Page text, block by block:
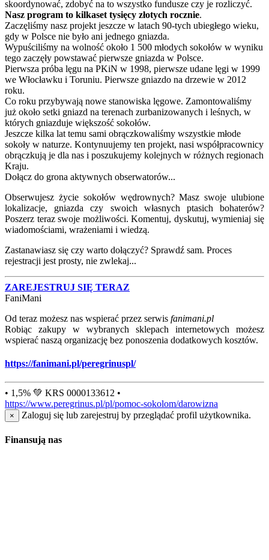
skoordynować, zdobyć na to wszystko fundusze czy je rozliczyć.
Nasz program to kilkaset tysięcy złotych rocznie.
Zaczęliśmy nasz projekt jeszcze w latach 90-tych ubiegłego wieku,
gdy w Polsce nie było ani jednego gniazda.
Wypuściliśmy na wolność około 1 500 młodych sokołów w wyniku
tego zaczęły powstawać pierwsze gniazda w Polsce.
Pierwsza próba lęgu na PKiN w 1998, pierwsze udane lęgi w 1999
we Włocławku i Toruniu. Pierwsze gniazdo na drzewie w 2012
roku.
Co roku przybywają nowe stanowiska lęgowe. Zamontowaliśmy
już około setki gniazd na terenach zurbanizowanych i leśnych, w
których gniazduje większość sokołów.
Jeszcze kilka lat temu sami obrączkowaliśmy wszystkie młode
sokoły w naturze. Kontynuujemy ten projekt, nasi współpracownicy
obrączkują je dla nas i poszukujemy kolejnych w różnych regionach
Kraju.
Dołącz do grona aktywnych obserwatorów...
Obserwujesz życie sokołów wędrownych? Masz swoje ulubione
lokalizacje, gniazda czy swoich własnych ptasich bohaterów?
Poszerz teraz swoje możliwości. Komentuj, dyskutuj, wymieniaj się
wiadomościami, wrażeniami i wiedzą.
Zastanawiasz się czy warto dołączyć? Sprawdź sam. Proces
rejestracji jest prosty, nie zwlekaj...
ZAREJESTRUJ SIĘ TERAZ
FaniMani
Od teraz możesz nas wspierać przez serwis fanimani.pl
Robiąc zakupy w wybranych sklepach internetowych możesz
wspierać naszą organizację bez ponoszenia dodatkowych kosztów.
https://fanimani.pl/peregrinuspl/
• 1,5% 💚 KRS 0000133612 •
https://www.peregrinus.pl/pl/pomoc-sokolom/darowizna
× Zaloguj się lub zarejestruj by przeglądać profil użytkownika.
Finansują nas